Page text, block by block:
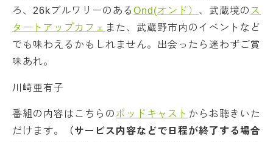
ろ、26kブルワリーのある Ond(オンド） 、武蔵境の ス
タートアップカフェ また、武蔵野市内のイベントなど
でも味わえるかもしれません。出会ったら迷わずご賞
味あれ。
川崎亜有子
番組の内容はこちらの ポッドキャスト からお聴きいた
だけます。
（サービス内容などで日程が終了する場合